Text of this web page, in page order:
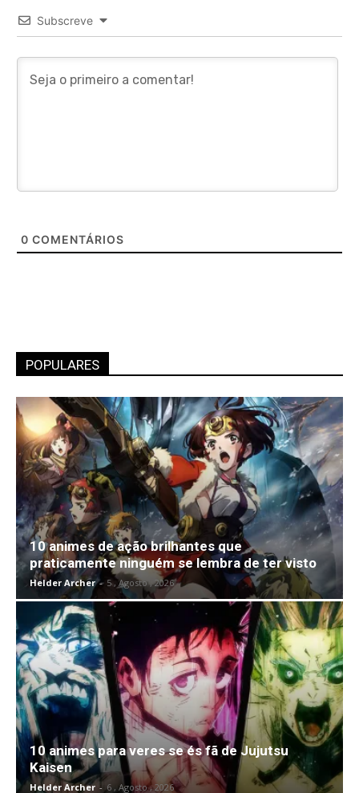
Subscreve
0 COMENTÁRIOS
POPULARES
10 animes de ação brilhantes que
praticamente ninguém se lembra de ter visto
Helder Archer - 5 , Agosto , 2026
10 animes para veres se és fã de Jujutsu
Kaisen
Helder Archer - 6 , Agosto , 2026